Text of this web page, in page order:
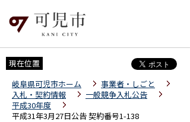
現在位置
岐阜県可児市ホーム
事業者・しごと
入札・契約情報
一般競争入札公告
平成30年度
平成31年3月27日公告 契約番号1-138